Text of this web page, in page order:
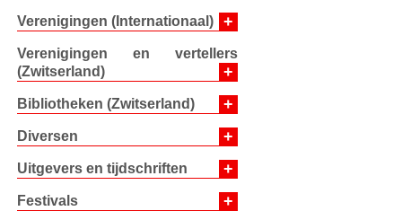
Verenigingen (Internationaal) +
Verenigingen en vertellers
(Zwitserland)
+
Bibliotheken (Zwitserland) +
Diversen +
Uitgevers en tijdschriften +
Festivals +